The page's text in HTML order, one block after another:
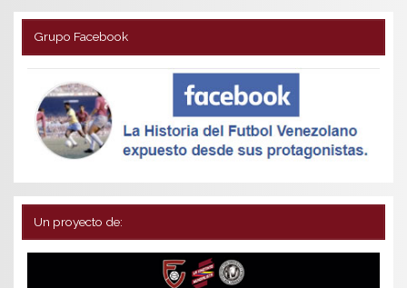
Grupo Facebook
Un proyecto de: